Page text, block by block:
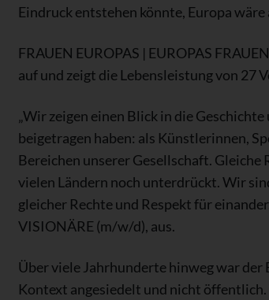
Eindruck entstehen könnte, Europa
FRAUEN EUROPAS | EUROPAS
auf und zeigt die Lebensleistung von 27
„Wir zeigen einen Blick in die
beigetragen haben: als Künstlerinnen,
Bereichen unserer Gesellschaft.
vielen Ländern noch unterdrückt. Wir
gleicher Rechte und Respekt für
VISIONÄRE (m/w/d), aus.
Über viele Jahrhunderte hinweg war
Kontext angesiedelt und nicht